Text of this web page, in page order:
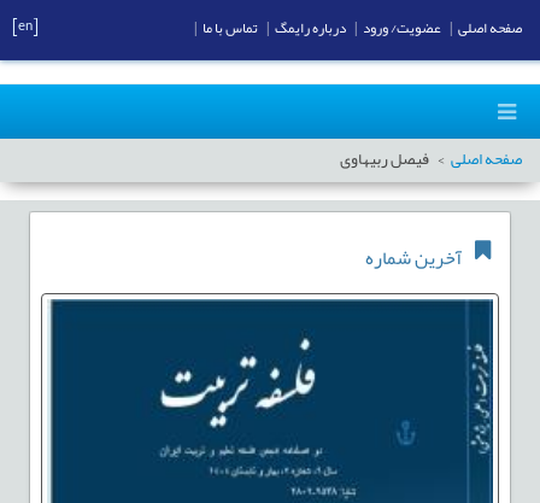
صفحه اصلی فیصل ربیهاوی
آخرین شماره
صفحه اصلی عضویت/ ورود درباره رایمگ تماس با ما